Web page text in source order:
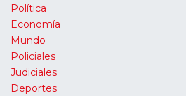
Política
Economía
Mundo
Policiales
Judiciales
Deportes